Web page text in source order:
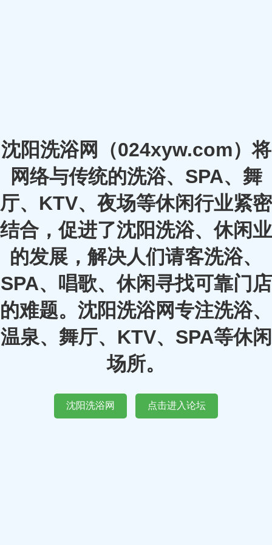
沈阳洗浴网（024xyw.com）将
网络与传统的洗浴、SPA、舞
厅、KTV、夜场等休闲行业紧密
结合，促进了沈阳洗浴、休闲业
的发展，解决人们请客洗浴、
SPA、唱歌、休闲寻找可靠门店
的难题。沈阳洗浴网专注洗浴、
温泉、舞厅、KTV、SPA等休闲
场所。
沈阳洗浴网 点击进入论坛